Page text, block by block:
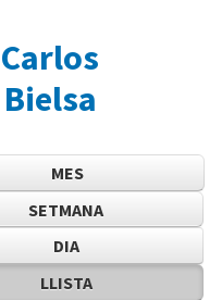
MES
SETMANA
DIA
LLISTA